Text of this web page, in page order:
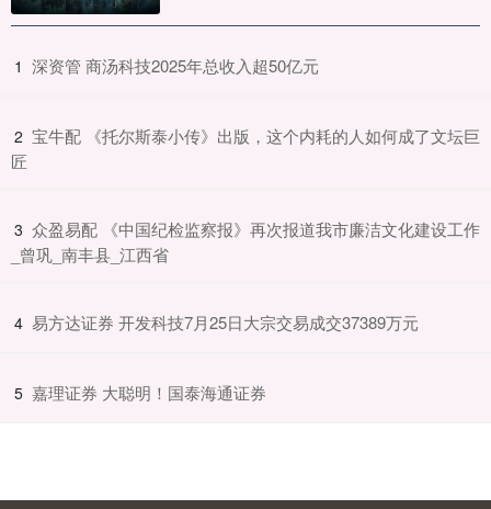
1 ​深资管 商汤科技2025年总收入超50亿元
2 ​宝牛配 《托尔斯泰小传》出版，这个内耗的人如何成了文坛巨
匠
3 ​众盈易配 《中国纪检监察报》再次报道我市廉洁文化建设工作
_曾巩_南丰县_江西省
4 ​易方达证券 开发科技7月25日大宗交易成交37389万元
5 ​嘉理证券 大聪明！国泰海通证券